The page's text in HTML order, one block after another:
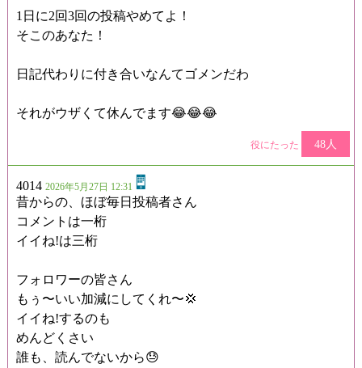
1日に2回3回の投稿やめてよ！
そこのあなた！
日記代わりに付き合いなんてゴメンだわ
それがウザくて休んでます😂😂😂
役にたった 48人
4014 2026年5月27日 12:31
昔からの、ほぼ毎日投稿者さん
コメントは一桁
イイね!は三桁
フォロワーの皆さん
もぅ〜いい加減にしてくれ〜💢
イイね!するのも
めんどくさい
誰も、読んでないから😓